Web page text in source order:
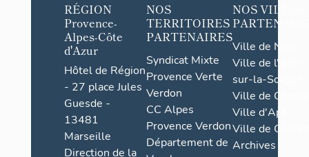
RÉGION
Provence-
Alpes-Côte
d'Azur
Hôtel de Région
- 27 place Jules
Guesde -
13481
Marseille
Direction de la
NOS
TERRITOIRES
PARTENAIRES
Syndicat Mixte
Provence Verte
Verdon
CC Alpes
Provence Verdon
Département de
NOS VILLES
Ville de Nice
Ville de l'Isle-
sur-la-Sorgue
Ville de Grasse
Ville d'Apt
Ville de
Archives